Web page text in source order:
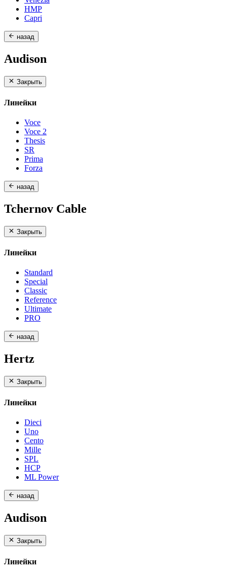
HMP
Capri
назад
Audison
Закрыть
Линейки
Voce
Voce 2
Thesis
SR
Prima
Forza
назад
Tchernov Cable
Закрыть
Линейки
Standard
Special
Classic
Reference
Ultimate
PRO
назад
Hertz
Закрыть
Линейки
Dieci
Uno
Cento
Mille
SPL
HCP
ML Power
назад
Audison
Закрыть
Линейки